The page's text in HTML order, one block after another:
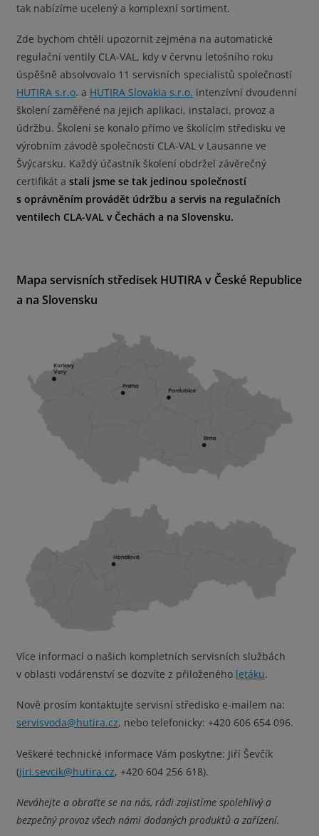
tak nabízíme ucelený a komplexní sortiment.
Zde bychom chtěli upozornit zejména na automatické
regulační ventily CLA-VAL, kdy v červnu letošního roku
úspěšně absolvovalo 11 servisních specialistů společností
HUTIRA s.r.o. a HUTIRA Slovakia s.r.o. intenzívní dvoudenní
školení zaměřené na jejich aplikaci, instalaci, provoz a
údržbu. Školení se konalo přímo ve školícím středisku ve
výrobním závodě společnosti CLA-VAL v Lausanne ve
Švýcarsku. Každý účastník školení obdržel závěrečný
certifikát astali jsme se tak jedinou společností
s oprávněním provádět údržbu a servis na regulačních
ventilech CLA-VAL v Čechách a na Slovensku.
Mapa servisních středisek HUTIRA v České Republice
a na Slovensku
Více informací o našich kompletních servisních službách
v oblasti vodárenství se dozvíte z přiloženého letáku.
Nově prosím kontaktujte servisní středisko e-mailem na:
servisvoda@hutira.cz, nebo telefonicky: +420 606 654 096.
Veškeré technické informace Vám poskytne: Jiří Ševčík
(jiri.sevcik@hutira.cz, +420 604 256 618).
Neváhejte a obraťte se na nás, rádi zajistíme spolehlivý a
bezpečný provoz všech námi dodaných produktů a zařízení.